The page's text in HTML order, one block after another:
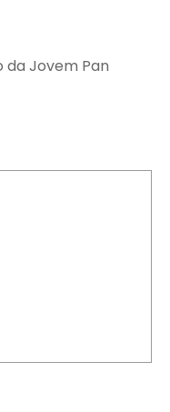
da Jovem Pan